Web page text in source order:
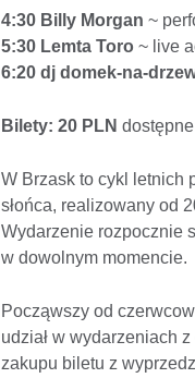
4:30 Billy Morgan ~
5:30 Lemta Toro ~ live
6:20 dj domek-na-
Bilety: 20 PLN dostępne
W Brzask to cykl letnich
słońca, realizowany od
Wydarzenie rozpocznie
w dowolnym momencie.
Począwszy od
udział w wydarzeniach
zakupu biletu z